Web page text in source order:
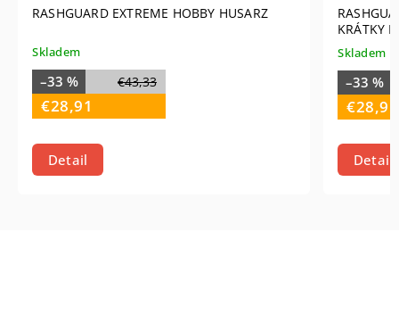
HOBBY HUSARZ
RASHGUARD EXTREME HOBBY